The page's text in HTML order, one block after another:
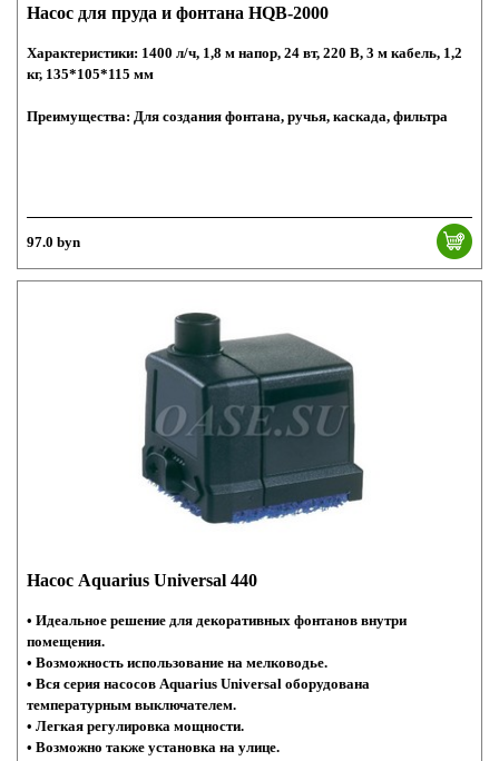
Насос для пруда и фонтана HQB-2000
Характеристики: 1400 л/ч, 1,8 м напор, 24 вт, 220 В, 3 м кабель, 1,2
кг, 135*105*115 мм
Преимущества: Для создания фонтана, ручья, каскада, фильтра
97.0 byn
Насос Aquarius Universal 440
• Идеальное решение для декоративных фонтанов внутри
помещения.
• Возможность использование на мелководье.
• Вся серия насосов Aquarius Universal оборудована
температурным выключателем.
• Легкая регулировка мощности.
• Возможно также установка на улице.